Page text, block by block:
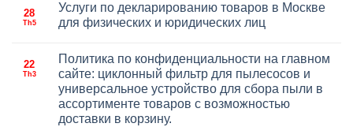
28
Th5
Услуги по декларированию товаров в Москве
для физических и юридических лиц
22
Th3
Политика по конфиденциальности на главном
сайте: циклонный фильтр для пылесосов и
универсальное устройство для сбора пыли в
ассортименте товаров с возможностью
доставки в корзину.